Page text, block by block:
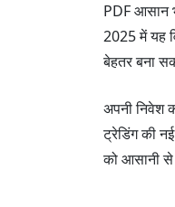
PDF आसान
2025 में यह
बेहतर बना
अपनी निवेश
ट्रेडिंग की
को आसानी